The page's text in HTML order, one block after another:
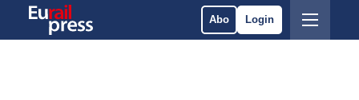
Abo Login